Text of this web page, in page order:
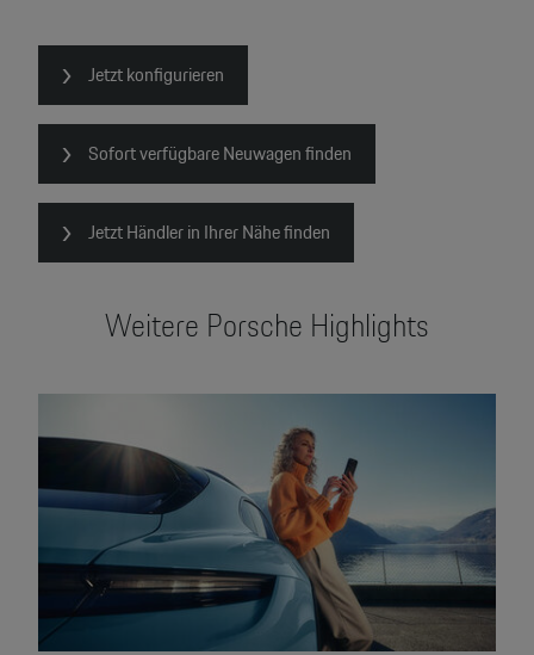
Jetzt konfigurieren
Sofort verfügbare Neuwagen finden
Jetzt Händler in Ihrer Nähe finden
Weitere Porsche Highlights